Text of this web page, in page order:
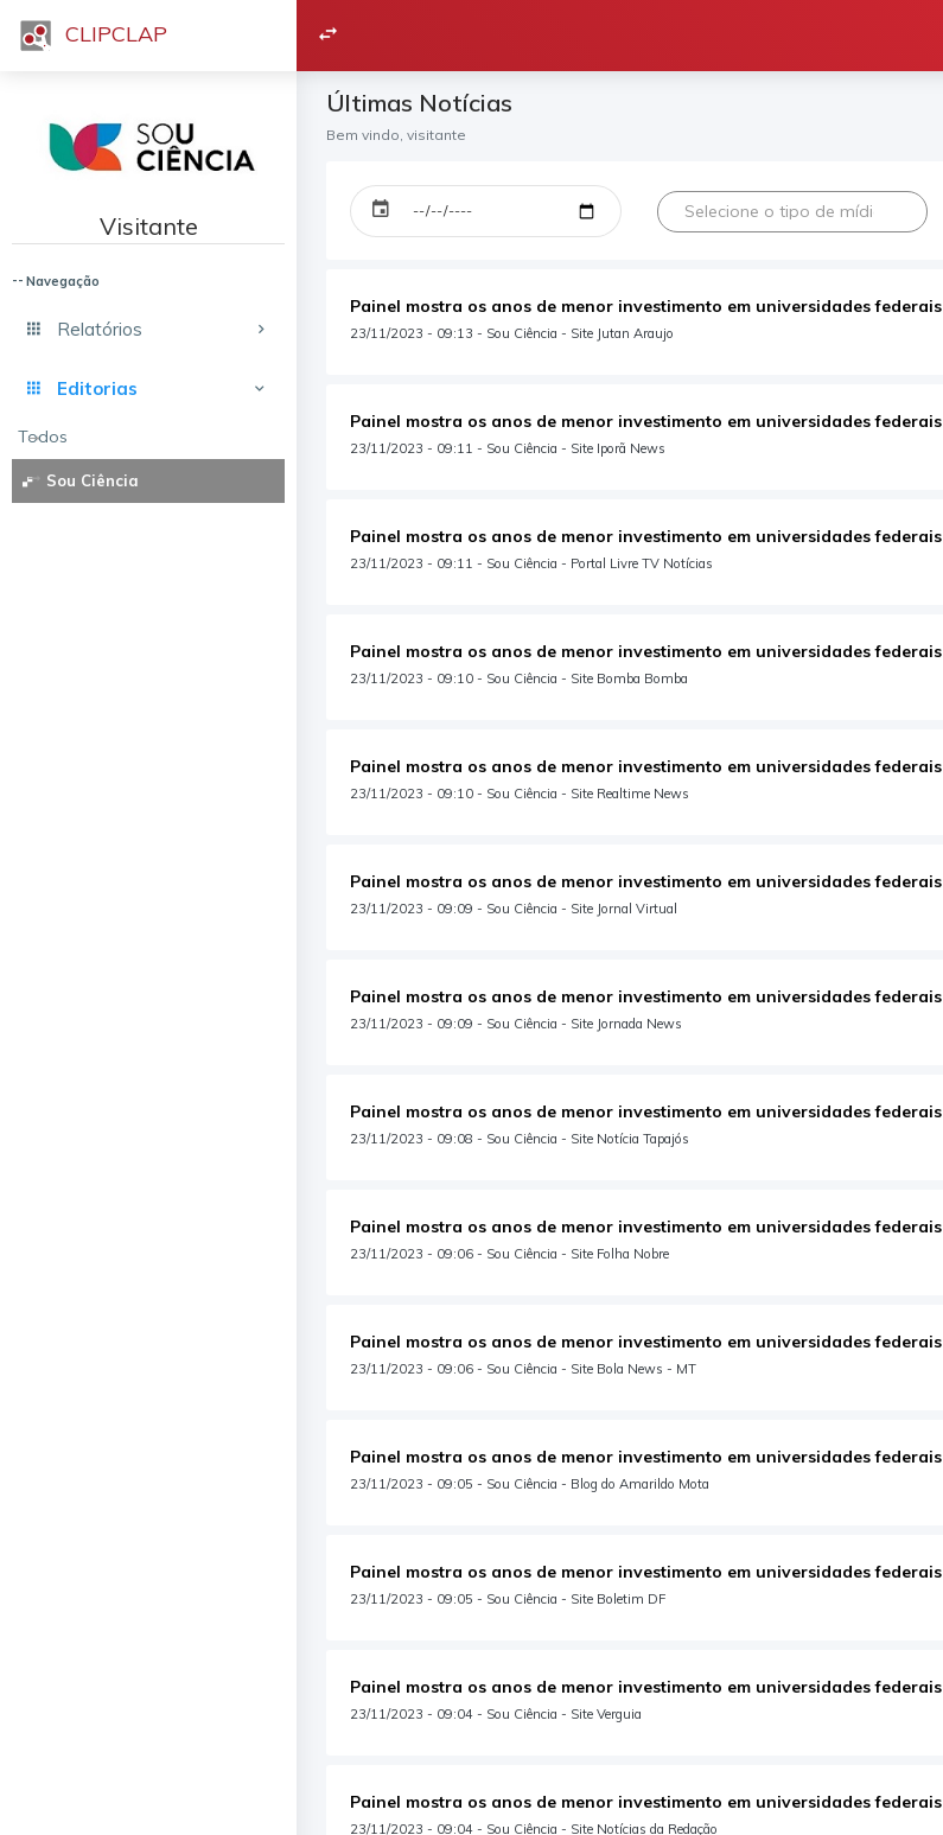
CLIPCLAP
Visitante
Navegação
Relatórios
Editorias
Todos
Sou Ciência
Últimas Notícias
Bem vindo, visitante
Selecione o tipo de mídia
Painel mostra os anos de menor investimento em universidades federais
23/11/2023 - 09:13 - Sou Ciência - Site Jutan Araujo
Painel mostra os anos de menor investimento em universidades federais
23/11/2023 - 09:11 - Sou Ciência - Site Iporã News
Painel mostra os anos de menor investimento em universidades federais
23/11/2023 - 09:11 - Sou Ciência - Portal Livre TV Notícias
Painel mostra os anos de menor investimento em universidades federais
23/11/2023 - 09:10 - Sou Ciência - Site Bomba Bomba
Painel mostra os anos de menor investimento em universidades federais
23/11/2023 - 09:10 - Sou Ciência - Site Realtime News
Painel mostra os anos de menor investimento em universidades federais
23/11/2023 - 09:09 - Sou Ciência - Site Jornal Virtual
Painel mostra os anos de menor investimento em universidades federais
23/11/2023 - 09:09 - Sou Ciência - Site Jornada News
Painel mostra os anos de menor investimento em universidades federais
23/11/2023 - 09:08 - Sou Ciência - Site Notícia Tapajós
Painel mostra os anos de menor investimento em universidades federais
23/11/2023 - 09:06 - Sou Ciência - Site Folha Nobre
Painel mostra os anos de menor investimento em universidades federais
23/11/2023 - 09:06 - Sou Ciência - Site Bola News - MT
Painel mostra os anos de menor investimento em universidades federais
23/11/2023 - 09:05 - Sou Ciência - Blog do Amarildo Mota
Painel mostra os anos de menor investimento em universidades federais
23/11/2023 - 09:05 - Sou Ciência - Site Boletim DF
Painel mostra os anos de menor investimento em universidades federais
23/11/2023 - 09:04 - Sou Ciência - Site Verguia
Painel mostra os anos de menor investimento em universidades federais
23/11/2023 - 09:04 - Sou Ciência - Site Notícias da Redação